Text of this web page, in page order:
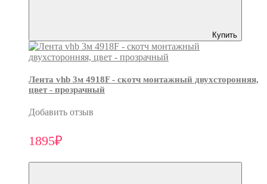
Купить
Лента vhb 3м 4918F - скотч монтажный двухсторонняя,
цвет - прозрачный
Добавить отзыв
1895₽